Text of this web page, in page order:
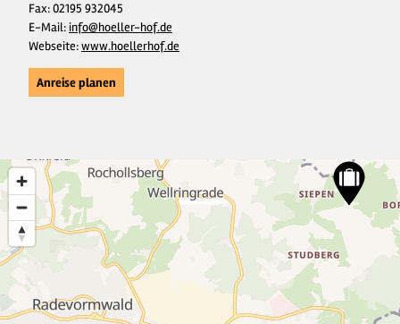
Fax:02195 932045
E-Mail:info@hoeller-hof.de
Webseite:www.hoellerhof.de
Anreise planen
11